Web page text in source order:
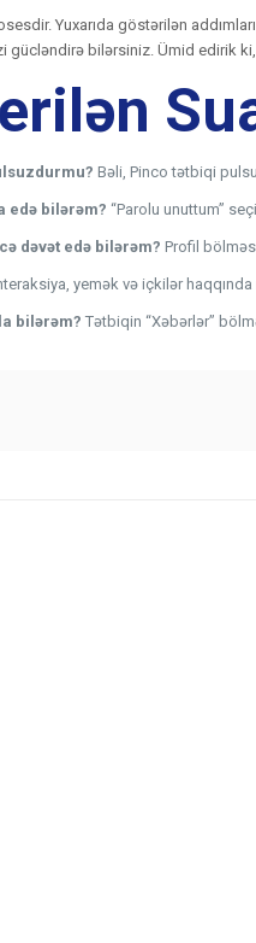
Yuxarıda göstərilən
gücləndirə bilərsiniz. Ümid
Bəli, Pinco tətbiqi
edə bilərəm? “Parolu unuttum”
dəvət edə bilərəm? Profil
yemək və içkilər
bilərəm? Tətbiqin “Xəbərlər”